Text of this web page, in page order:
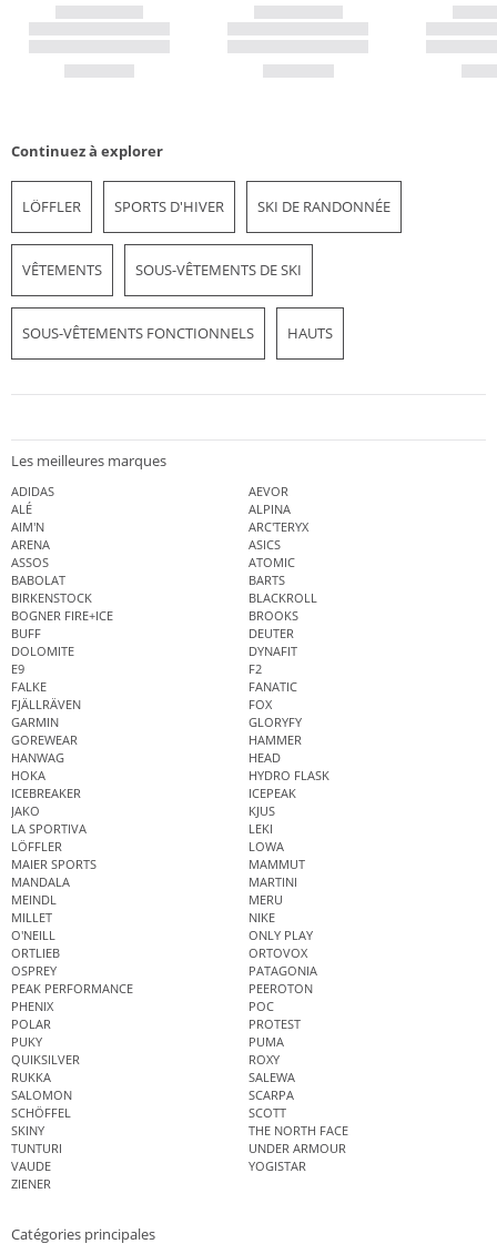
Continuez à explorer
LÖFFLER SPORTS D'HIVER SKI DE RANDONNÉE
VÊTEMENTS SOUS-VÊTEMENTS DE SKI
SOUS-VÊTEMENTS FONCTIONNELS HAUTS
Les meilleures marques
ADIDAS
AEVOR
ALÉ
ALPINA
AIM'N
ARC'TERYX
ARENA
ASICS
ASSOS
ATOMIC
BABOLAT
BARTS
BIRKENSTOCK
BLACKROLL
BOGNER FIRE+ICE
BROOKS
BUFF
DEUTER
DOLOMITE
DYNAFIT
E9
F2
FALKE
FANATIC
FJÄLLRÄVEN
FOX
GARMIN
GLORYFY
GOREWEAR
HAMMER
HANWAG
HEAD
HOKA
HYDRO FLASK
ICEBREAKER
ICEPEAK
JAKO
KJUS
LA SPORTIVA
LEKI
LÖFFLER
LOWA
MAIER SPORTS
MAMMUT
MANDALA
MARTINI
MEINDL
MERU
MILLET
NIKE
O'NEILL
ONLY PLAY
ORTLIEB
ORTOVOX
OSPREY
PATAGONIA
PEAK PERFORMANCE
PEEROTON
PHENIX
POC
POLAR
PROTEST
PUKY
PUMA
QUIKSILVER
ROXY
RUKKA
SALEWA
SALOMON
SCARPA
SCHÖFFEL
SCOTT
SKINY
THE NORTH FACE
TUNTURI
UNDER ARMOUR
VAUDE
YOGISTAR
ZIENER
Catégories principales